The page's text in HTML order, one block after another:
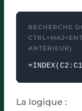
RECHERCHE
ANTÉRIEUR)
La logique :